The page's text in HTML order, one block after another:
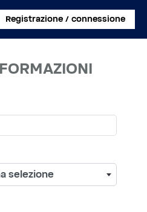
Registrazione / connessione
ACCOUNT
selezione